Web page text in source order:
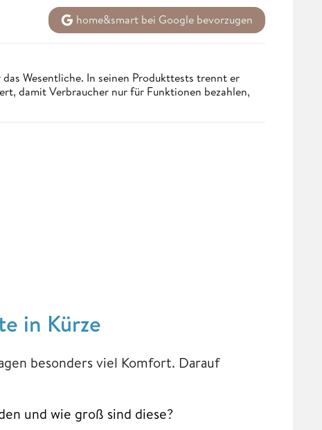
home&smart bei Google bevorzugen
Wesentliche. In seinen Produkttests trennt er
damit Verbraucher nur für Funktionen bezahlen,
in Kürze
besonders viel Komfort. Darauf
und wie groß sind diese?